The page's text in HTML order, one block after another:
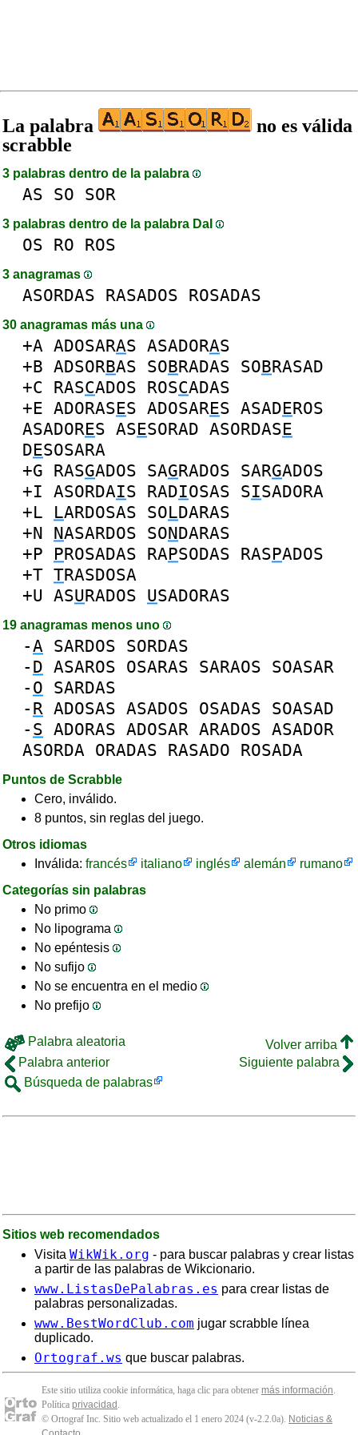
La palabra
no es válida
scrabble
3 palabras dentro de la palabra
AS SO SOR
3 palabras dentro de la palabra DaI
OS RO ROS
3 anagramas
ASORDAS RASADOS ROSADAS
30 anagramas más una
+A ADOSARAS ASADORAS
+B ADSORBAS SOBRADAS SOBRASAD
+C RASCADOS ROSCADAS
+E ADORASES ADOSARES ASADEROS
ASADORES ASESORAD ASORDASE
DESOSARA
+G RASGADOS SAGRADOS SARGADOS
+I ASORDAIS RADIOSAS SISADORA
+L LARDOSAS SOLDARAS
+N NASARDOS SONDARAS
+P PROSADAS RAPSODAS RASPADOS
+T TRASDOSA
+U ASURADOS USADORAS
19 anagramas menos uno
-A SARDOS SORDAS
- D ASAROS OSARAS SARAOS SOASAR
- O SARDAS
- R ADOSAS ASADOS OSADAS SOASAD
- S ADORAS ADOSAR ARADOS ASADOR
ASORDA ORADAS RASADO ROSADA
Puntos de Scrabble
Cero, inválido.
8 puntos, sin reglas del juego.
Otros idiomas
Inválida: francés italiano inglés alemán
rumano
Categorías sin palabras
No primo
No lipograma
No epéntesis
No sufijo
No se encuentra en el medio
No prefijo
Palabra aleatoria
Volver arriba
Palabra anterior
Siguiente palabra
Búsqueda de palabras
Sitios web recomendados
Visita WikWik.org - para buscar palabras y crear listas
a partir de las palabras de Wikcionario.
www.ListasDePalabras.es para crear listas de
palabras personalizadas.
www.BestWordClub.com jugar scrabble línea
duplicado.
Ortograf.ws que buscar palabras.
Este sitio utiliza cookie informática, haga clic para obtener más información.
Política privacidad .
© Ortograf Inc. Sitio web actualizado el 1 enero 2024 (v-2.2.0a). Noticias &